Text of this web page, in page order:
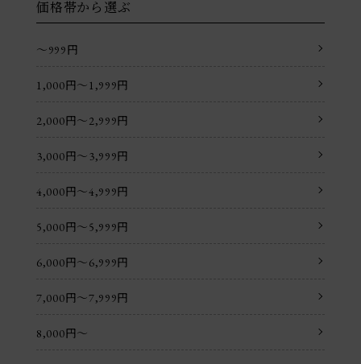
価格帯から選ぶ
〜999円
1,000円〜1,999円
2,000円〜2,999円
3,000円〜3,999円
4,000円〜4,999円
5,000円〜5,999円
6,000円〜6,999円
7,000円〜7,999円
8,000円〜